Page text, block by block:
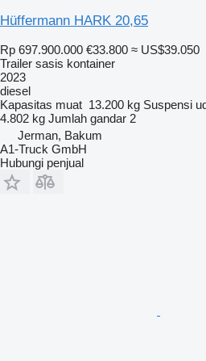
Hüffermann HARK 20,65
Rp 697.900.000 €33.800 ≈ US$39.050
Trailer sasis kontainer
2023
diesel
Kapasitas muat 13.200 kg Suspensi
4.802 kg Jumlah gandar 2
Jerman, Bakum
A1-Truck GmbH
Hubungi penjual